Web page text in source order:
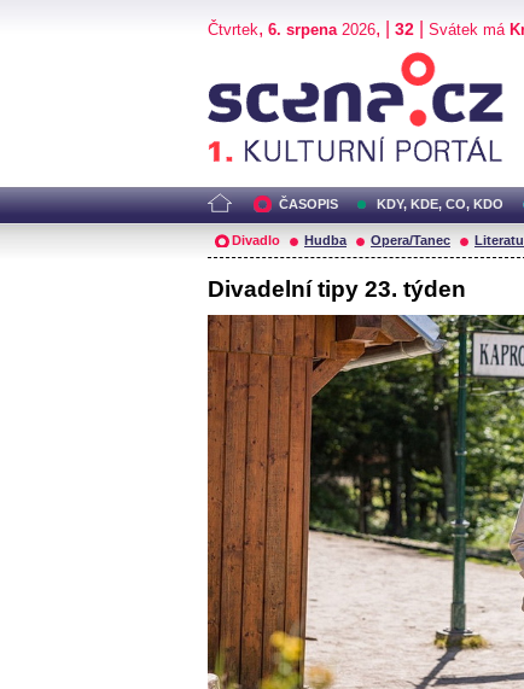
Čtvrtek, 6. srpena2026, | 32 Svátek má
ČASOPIS KDY, KDE, CO, KDO
Divadlo Hudba Opera/Tanec
Divadelní tipy 23. týden